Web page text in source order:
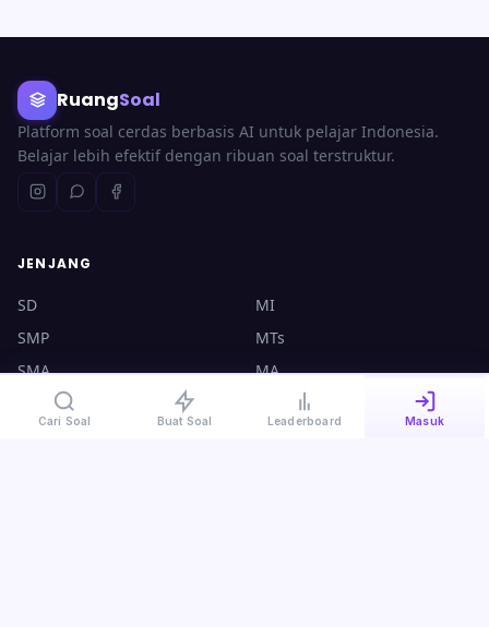
RuangSoal
Platform soal cerdas berbasis AI untuk pelajar Indonesia.
Belajar lebih efektif dengan ribuan soal terstruktur.
JENJANG
SD
MI
SMP
MTs
SMA
MA
UTBK
Cari Soal Buat Soal Leaderboard Masuk